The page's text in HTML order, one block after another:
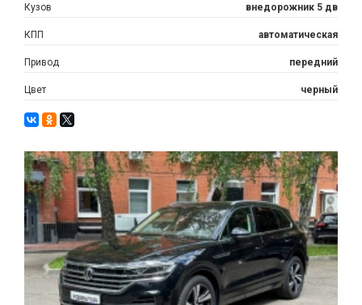
Кузов внедорожник 5 дв
КПП автоматическая
Привод передний
Цвет черный